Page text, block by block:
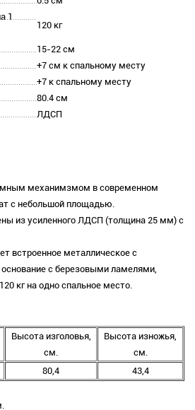
1
120 кг
15-22 см
+7 см к спальному месту
+7 к спальному месту
80.4 см
ЛДСП
механимзмом в современном
с небольшой площадью.
из усиленного ЛДСП (толщина 25 мм) с
встроенное металлическое с
с березовыми ламелями,
кг на одно спальное место.
Высота изголовья,
см.
Высота изножья,
см.
80,4 43,4